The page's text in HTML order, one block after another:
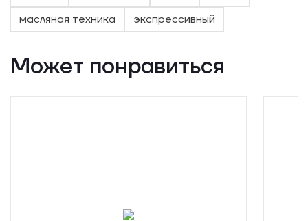
масляная техника
экспрессивный
Может понравиться